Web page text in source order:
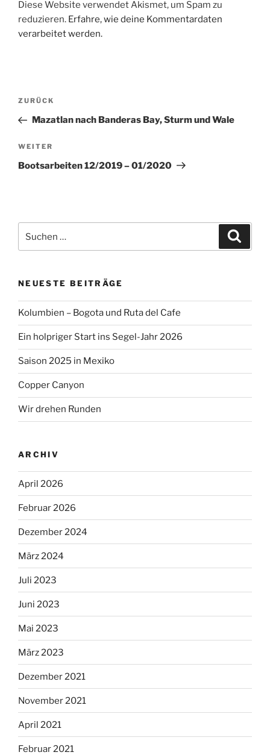
Diese Website verwendet Akismet, um Spam zu
reduzieren. Erfahre, wie deine Kommentardaten
verarbeitet werden.
Beitragsnavigation
Vorheriger
Beitrag
ZURÜCK
Mazatlan nach Banderas Bay, Sturm und Wale
Nächster
Beitrag
WEITER
Bootsarbeiten 12/2019 – 01/2020
nach:
NEUESTE BEITRÄGE
Kolumbien – Bogota und Ruta del Cafe
Ein holpriger Start ins Segel-Jahr 2026
Saison 2025 in Mexiko
Copper Canyon
Wir drehen Runden
ARCHIV
April 2026
Februar 2026
Dezember 2024
März 2024
Juli 2023
Juni 2023
Mai 2023
März 2023
Dezember 2021
November 2021
April 2021
Februar 2021